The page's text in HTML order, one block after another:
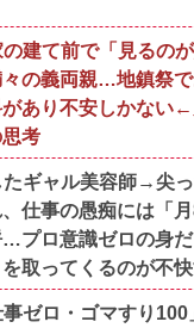
建て前で「見るの
の義両親…地鎮祭
あり不安しかない
考
たギャル美容師→尖
仕事の愚痴には「
プロ意識ゼロの身
取ってくるのが不快
ゼロ・ゴマすり